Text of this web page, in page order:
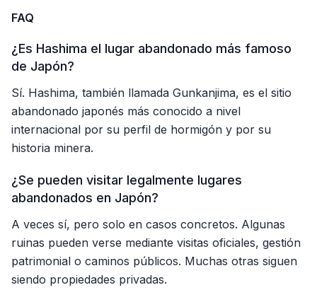
FAQ
¿Es Hashima el lugar abandonado más famoso
de Japón?
Sí. Hashima, también llamada Gunkanjima, es el sitio
abandonado japonés más conocido a nivel
internacional por su perfil de hormigón y por su
historia minera.
¿Se pueden visitar legalmente lugares
abandonados en Japón?
A veces sí, pero solo en casos concretos. Algunas
ruinas pueden verse mediante visitas oficiales, gestión
patrimonial o caminos públicos. Muchas otras siguen
siendo propiedades privadas.